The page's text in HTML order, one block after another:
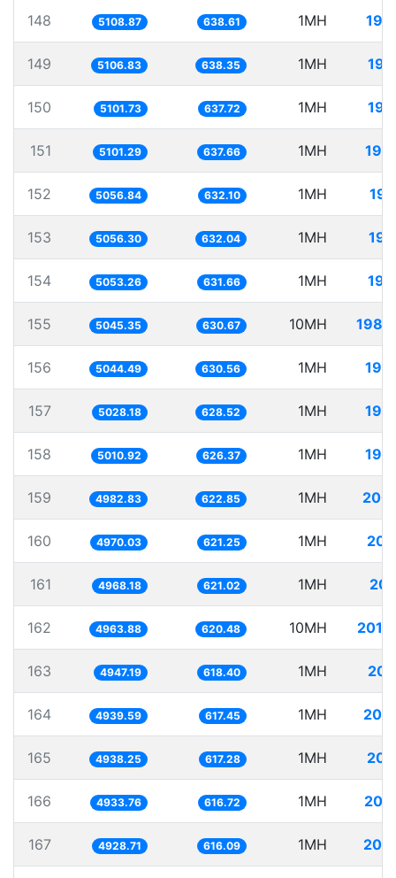
148 5108.87 638.61 1MH
149 5106.83 638.35 1MH
150 5101.73 637.72 1MH
151 5101.29 637.66 1MH
152 5056.84 632.10 1MH
153 5056.30 632.04 1MH
154 5053.26 631.66 1MH
155 5045.35 630.67 10MH
156 5044.49 630.56 1MH
157 5028.18 628.52 1MH
158 5010.92 626.37 1MH
159 4982.83 622.85 1MH
160 4970.03 621.25 1MH
161 4968.18 621.02 1MH
162 4963.88 620.48 10MH
163 4947.19 618.40 1MH
164 4939.59 617.45 1MH
165 4938.25 617.28 1MH
166 4933.76 616.72 1MH
167 4928.71 616.09 1MH